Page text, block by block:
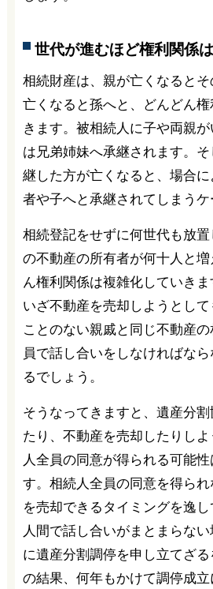
世代が進むほど権利関係
相続財産は、親が亡くなると
亡くなると孫へと、どんどん
きます。被相続人に子や両親
は兄弟姉妹へ承継されます。
継した方が亡くなると、場合
者や子へと承継されてしまうケ
相続登記をせずに何世代も放
の不動産の所有者が何十人と
ん権利関係は複雑化していきま
いざ不動産を売却しようとし
ことのない親戚と同じ不動産
員で話し合いをしなければな
るでしょう。
そうなってきますと、遺産分
たり、不動産を売却したりし
人全員の同意が得られる可能
す。相続人全員の同意を得ら
を売却できるタイミングを逸
人間で話し合いがまとまらな
に遺産分割調停を申し立てざ
の結果、何年もかけて調停成